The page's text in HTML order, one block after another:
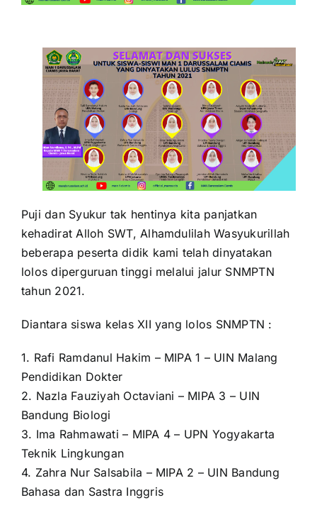
Puji dan Syukur tak hentinya kita panjatkan
kehadirat Alloh SWT, Alhamdulilah Wasyukurillah
beberapa peserta didik kami telah dinyatakan
lolos diperguruan tinggi melalui jalur SNMPTN
tahun 2021.
Diantara siswa kelas XII yang lolos SNMPTN :
1. Rafi Ramdanul Hakim – MIPA 1 – UIN Malang
Pendidikan Dokter
2. Nazla Fauziyah Octaviani – MIPA 3 – UIN
Bandung Biologi
3. Ima Rahmawati – MIPA 4 – UPN Yogyakarta
Teknik Lingkungan
4. Zahra Nur Salsabila – MIPA 2 – UIN Bandung
Bahasa dan Sastra Inggris